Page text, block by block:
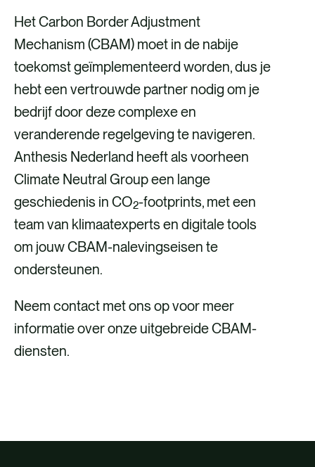
Het Carbon Border Adjustment
Mechanism (CBAM) moet in de nabije
toekomst geïmplementeerd worden, dus je
hebt een vertrouwde partner nodig om je
bedrijf door deze complexe en
veranderende regelgeving te navigeren.
Anthesis Nederland heeft als voorheen
Climate Neutral Group een lange
geschiedenis in CO2-footprints, met een
team van klimaatexperts en digitale tools
om jouw CBAM-nalevingseisen te
ondersteunen.
Neem contact met ons op voor meer
informatie over onze uitgebreide CBAM-
diensten.